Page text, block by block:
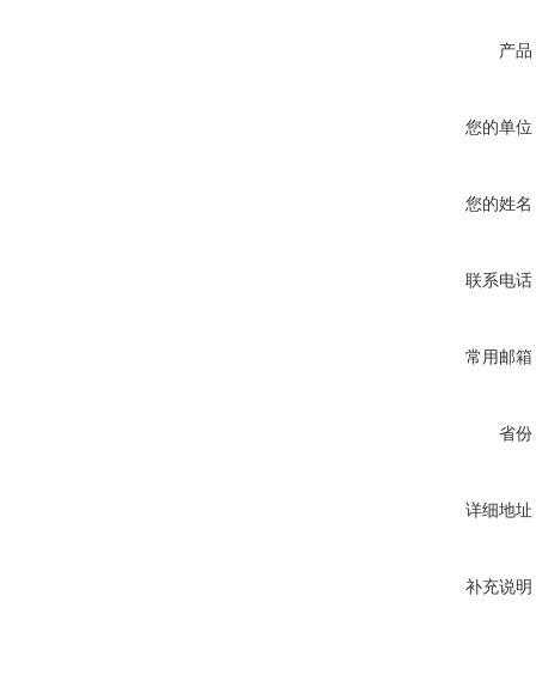
产品
您的单位
您的姓名
联系电话
常用邮箱
省份
详细地址
补充说明